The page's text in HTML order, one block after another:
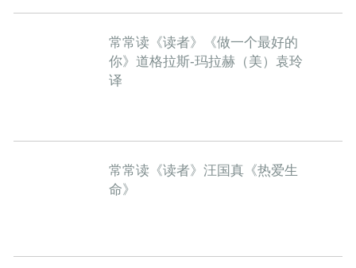
常常读《读者》《做一个最好的
你》道格拉斯-玛拉赫（美）袁玲
译
常常读《读者》汪国真《热爱生
命》